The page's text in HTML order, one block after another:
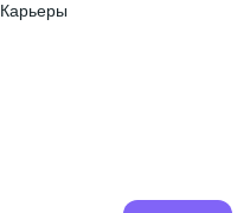
Карьеры